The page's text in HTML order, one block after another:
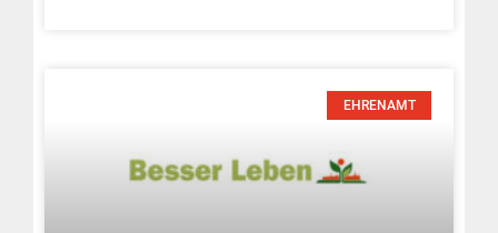
EHRENAMT